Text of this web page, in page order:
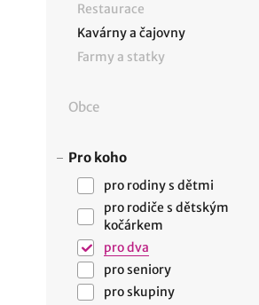
Restaurace
Kavárny a čajovny
Farmy a statky
Obce
Pro koho
pro rodiny s dětmi
pro rodiče s dětským
kočárkem
pro dva
pro seniory
pro skupiny